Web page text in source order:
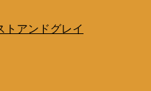
アンドグレイ